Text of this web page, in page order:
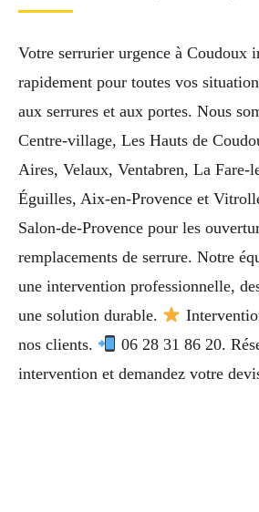
Votre serrurier urgence à Coudoux
rapidement pour toutes vos
aux serrures et aux portes. Nous
Centre-village, Les Hauts de
Aires, Velaux, Ventabren, La Fare-
Éguilles, Aix-en-Provence et
Salon-de-Provence pour les
remplacements de serrure. Notre
une intervention professionnelle,
une solution durable.
nos clients.
06 28 31 86 20.
intervention et demandez votre